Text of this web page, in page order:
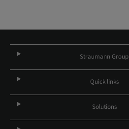
Straumann Group
Quick links
Solutions